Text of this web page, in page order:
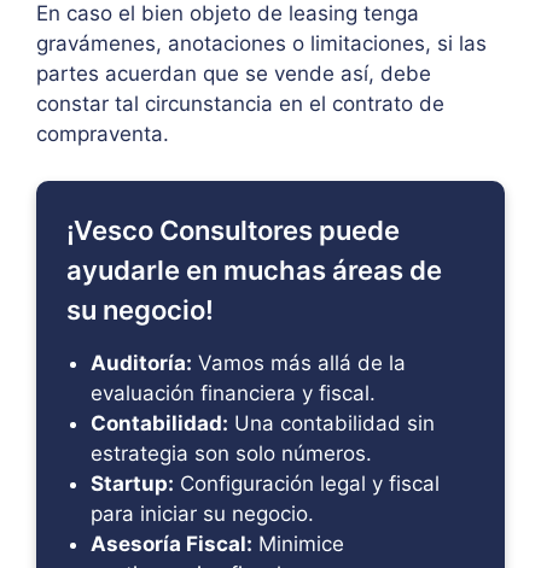
En caso el bien objeto de leasing tenga
gravámenes, anotaciones o limitaciones, si las
partes acuerdan que se vende así, debe
constar tal circunstancia en el contrato de
compraventa.
¡Vesco Consultores puede
ayudarle en muchas áreas de
su negocio!
Auditoría: Vamos más allá de la
evaluación financiera y fiscal.
Contabilidad: Una contabilidad sin
estrategia son solo números.
Startup: Configuración legal y fiscal
para iniciar su negocio.
Asesoría Fiscal: Minimice